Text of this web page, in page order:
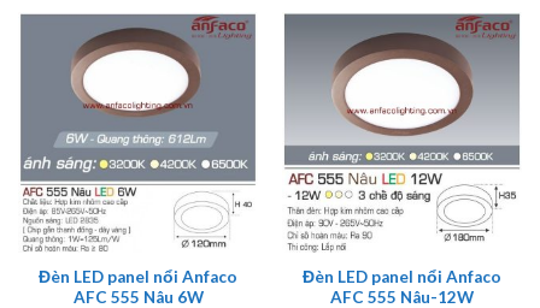
Đèn LED panel nổi Anfaco
AFC 555 Nâu 6W
Đèn LED panel nổi Anfaco
AFC 555 Nâu-12W